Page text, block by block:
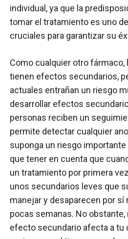
individual, ya que la
tomar el tratamiento es uno
cruciales para garantizar su
Como cualquier otro
tienen efectos secundarios,
actuales entrañan un riesgo
desarrollar efectos
personas reciben un
permite detectar cualquier
suponga un riesgo importante
que tener en cuenta que
un tratamiento por primera
unos secundarios leves que
manejar y desaparecen por
pocas semanas. No obstante,
efecto secundario afecta a tu